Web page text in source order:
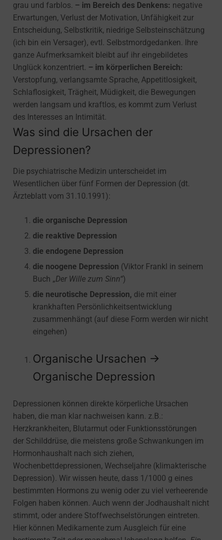
grau und farblos. – im Bereich des Denkens: negative
Erwartungen, Verlust der Motivation, Unfähigkeit zur
Entscheidung, Selbstkritik, niedrige Selbsteinschätzung
(ich bin ein Versager), evtl. Selbstmordgedanken. Ihre
ganze Aufmerksamkeit bleibt auf ihr eingebildetes
Unglück konzentriert. – im körperlichen Bereich:
Verstopfung, verlangsamte Sprache, Appetitlosigkeit,
Schlaflosigkeit, Trägheit, Müdigkeit, die Bewegungen
werden langsam und kraftlos, es kommt zum Verlust
des Interesses an Intimität.
Was sind die Ursachen der
Depressionen?
Die psychiatrische Medizin unterscheidet im
Wesentlichen über fünf Formen der Depression (dt.
Ärzteblatt vom 31.10.1991):
die organische Depression
die reaktive Depression
die endogene Depression
die noogene Depression (Viktor Frankl in seinem
Buch „Der Wille zum Sinn“)
die neurotische Depression, die mit einer
krankhaften Persönlichkeitsentwicklung
zusammenhängt (auf diese Form werden wir nicht
eingehen)
Organische Ursachen →
Organische Depression
Depressionen können direkte körperliche Ursachen
haben, die man klar nachweisen kann. z.B.:
Herzkrankheiten, Blutarmut oder Funktionsstörungen
der Schilddrüse, die meistens große Schwankungen im
Hormonhaushalt nach sich ziehen,
Wochenbettdepressionen, Wechseljahre (klimakterische
Depression). Wir wissen heute, dass 1/1000 g eines
bestimmten Hormons zu wenig oder zu viel verheerende
Folgen haben können. Auch wenn der Jodhaushalt nicht
stimmt, oder andere Stoffwechselstörungen eintreten.
Hier können Medikamente zum Ausgleich für eine